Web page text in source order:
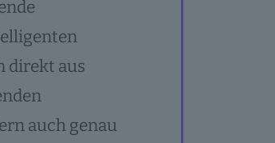
direkt aus
auch genau